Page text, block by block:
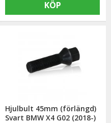
KÖP
Hjulbult 45mm (förlängd)
Svart BMW X4 G02 (2018-)